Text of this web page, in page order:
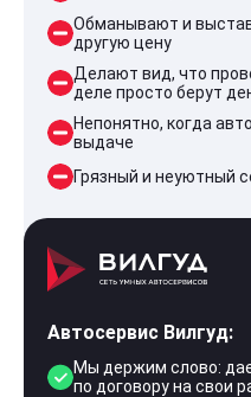
Обманывают и
другую цену
Делают вид, что
деле просто берут
Непонятно, когда
выдаче
Грязный и неуютный
Автосервис Вилгуд:
Мы держим слово:
по договору на свои